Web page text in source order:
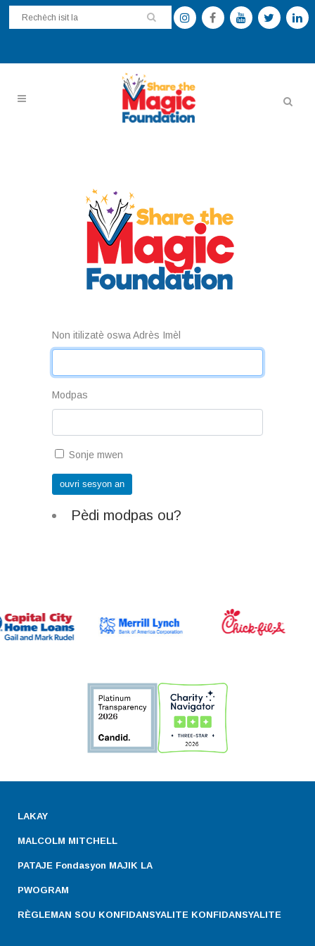
Non itilizatè oswa Adrès Imèl
Modpas
Sonje mwen
ouvri sesyon an
Pèdi modpas ou?
LAKAY
MALCOLM MITCHELL
PATAJE Fondasyon MAJIK LA
PWOGRAM
RÈGLEMAN SOU KONFIDANSYALITE KONFIDANSYALITE